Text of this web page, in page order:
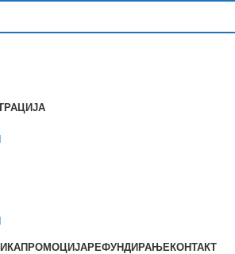
ПРОМОЦИЈАРЕФУНДИРАЊЕКОНТАКТ